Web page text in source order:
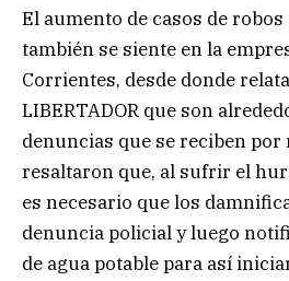
El aumento de casos de
también se siente en la
Corrientes, desde donde
LIBERTADOR que son
denuncias que se reciben por
resaltaron que, al sufrir el
es necesario que los
denuncia policial y luego
de agua potable para así